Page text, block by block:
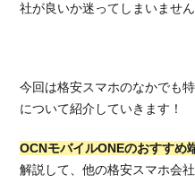
社が良いか迷ってしまいませ
今回は格安スマホのなかでも
について紹介していきます！
OCNモバイルONEのおすすめ
解説して、他の格安スマホ会